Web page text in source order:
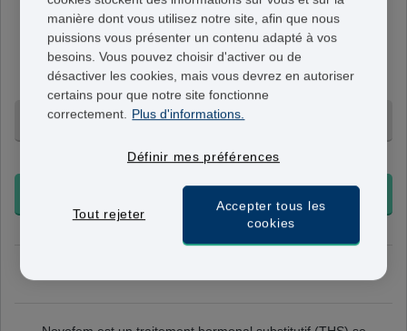
1mg/1mg
THS combiné séquentiel - Un mois de traitement se
compose de : 16 cp. rouges (1 mg d'estradiol) et 12 cp.
blancs (1 mg d'estradiol et de noréthistérone).
3 Mois - 79,95 €
+ Livraison 24-48h
COMMANDER
manière dont vous utilisez notre site, afin que nous
puissions vous présenter un contenu adapté à vos
besoins. Vous pouvez choisir d'activer ou de
désactiver les cookies, mais vous devrez en autoriser
certains pour que notre site fonctionne
correctement.
Plus d'informations.
Définir mes préférences
Tout rejeter
Accepter tous les
cookies